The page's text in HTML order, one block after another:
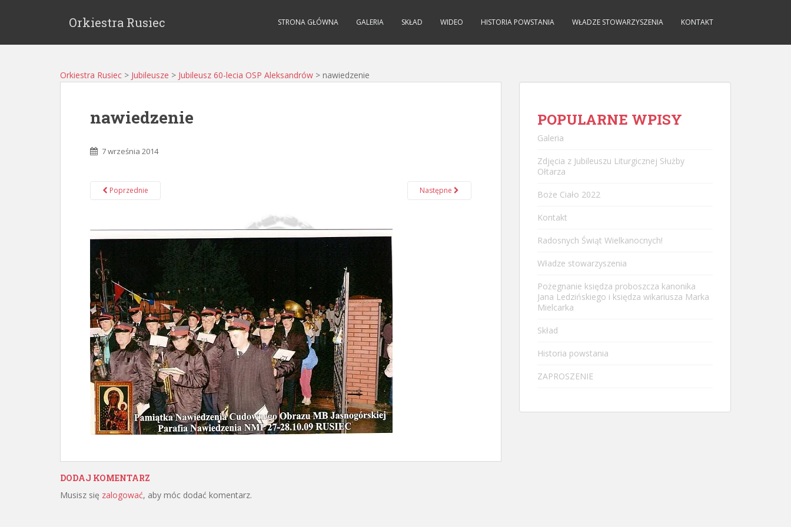
Orkiestra Rusiec STRONA GŁÓWNA GALERIA SKŁAD WIDEO HISTORIA POWSTANIA WŁADZE STOWARZYSZENIA KONTAKT
Orkiestra Rusiec > Jubileusze > Jubileusz 60-lecia OSP Aleksandrów > nawiedzenie
nawiedzenie
7 września 2014
Poprzednie Następne
DODAJ KOMENTARZ
Musisz się zalogować, aby móc dodać komentarz.
POPULARNE WPISY
Galeria
Zdjęcia z Jubileuszu Liturgicznej Służby
Ołtarza
Boże Ciało 2022
Kontakt
Radosnych Świąt Wielkanocnych!
Władze stowarzyszenia
Pożegnanie księdza proboszcza kanonika
Jana Ledzińskiego i księdza wikariusza Marka
Mielcarka
Skład
Historia powstania
ZAPROSZENIE